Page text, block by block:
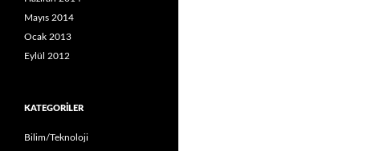
Mayıs 2014
Ocak 2013
Eylül 2012
KATEGORILER
Bilim/Teknoloji